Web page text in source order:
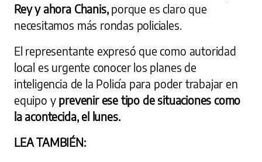
Rey y ahora Chanis, porque es claro que
necesitamos más rondas policiales.
El representante expresó que como autoridad
local es urgente conocer los planes de
inteligencia de la Policía para poder trabajar en
equipo y prevenir ese tipo de situaciones como
la acontecida, el lunes.
LEA TAMBIÉN: